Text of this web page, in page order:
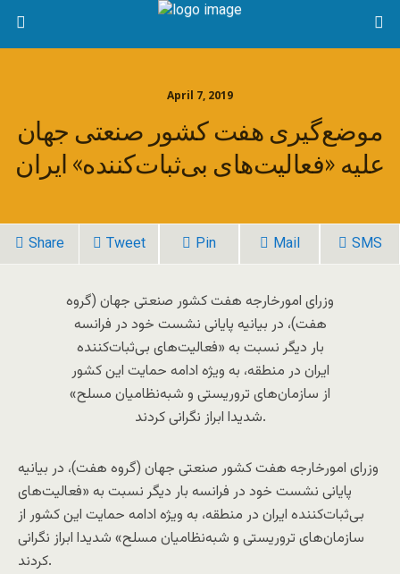
April 7, 2019
موضع‌گیری هفت کشور صنعتی جهان
علیه «فعالیت‌های بی‌ثبات‌کننده» ایران
Share Tweet Pin Mail SMS
وزرای امورخارجه هفت کشور صنعتی جهان (گروه
هفت)، در بیانیه پایانی نشست خود در فرانسه
بار دیگر نسبت به «فعالیت‌های بی‌ثبات‌کننده
ایران در منطقه، به ویژه ادامه حمایت این کشور
از سازمان‌های تروریستی و شبه‌نظامیان مسلح»
شدیدا ابراز نگرانی کردند.
وزرای امورخارجه هفت کشور صنعتی جهان (گروه هفت)، در بیانیه
پایانی نشست خود در فرانسه بار دیگر نسبت به «فعالیت‌های
بی‌ثبات‌کننده ایران در منطقه، به ویژه ادامه حمایت این کشور از
سازمان‌های تروریستی و شبه‌نظامیان مسلح» شدیدا ابراز نگرانی
کردند.